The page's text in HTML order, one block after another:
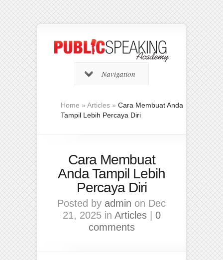
Navigation
Home » Articles » Cara Membuat Anda
Tampil Lebih Percaya Diri
Cara Membuat
Anda Tampil Lebih
Percaya Diri
Posted by admin on Dec
21, 2025 in Articles| 0
comments